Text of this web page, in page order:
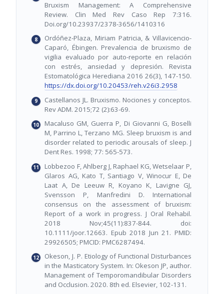
Bruxism Management: A Comprehensive
Review. Clin Med Rev Caso Rep 7:316.
Doi.org/10.23937/2378-3656/1410316
Ordóñez-Plaza, Miriam Patricia, & Villavicencio-
Caparó, Ébingen. Prevalencia de bruxismo de
vigilia evaluado por auto-reporte en relación
con estrés, ansiedad y depresión. Revista
Estomatológica Herediana 2016 26(3), 147-150.
https://dx.doi.org/10.20453/reh.v26i3.2958
Castellanos JL. Bruxismo. Nociones y conceptos.
Rev ADM. 2015;72 (2):63-69.
Macaluso GM, Guerra P, Di Giovanni G, Boselli
M, Parrino L, Terzano MG. Sleep bruxism is and
disorder related to periodic arousals of sleep. J
Dent Res. 1998; 77: 565-573.
Lobbezoo F, Ahlberg J, Raphael KG, Wetselaar P,
Glaros AG, Kato T, Santiago V, Winocur E, De
Laat A, De Leeuw R, Koyano K, Lavigne GJ,
Svensson P, Manfredini D. International
consensus on the assessment of bruxism:
Report of a work in progress. J Oral Rehabil.
2018 Nov;45(11):837-844. doi:
10.1111/joor.12663. Epub 2018 Jun 21. PMID:
29926505; PMCID: PMC6287494.
Okeson, J. P. Etiology of Functional Disturbances
in the Masticatory System. In: Okeson JP, author.
Management of Temporomandibular Disorders
and Occlusion. 2020. 8th ed. Elsevier, 102-131.